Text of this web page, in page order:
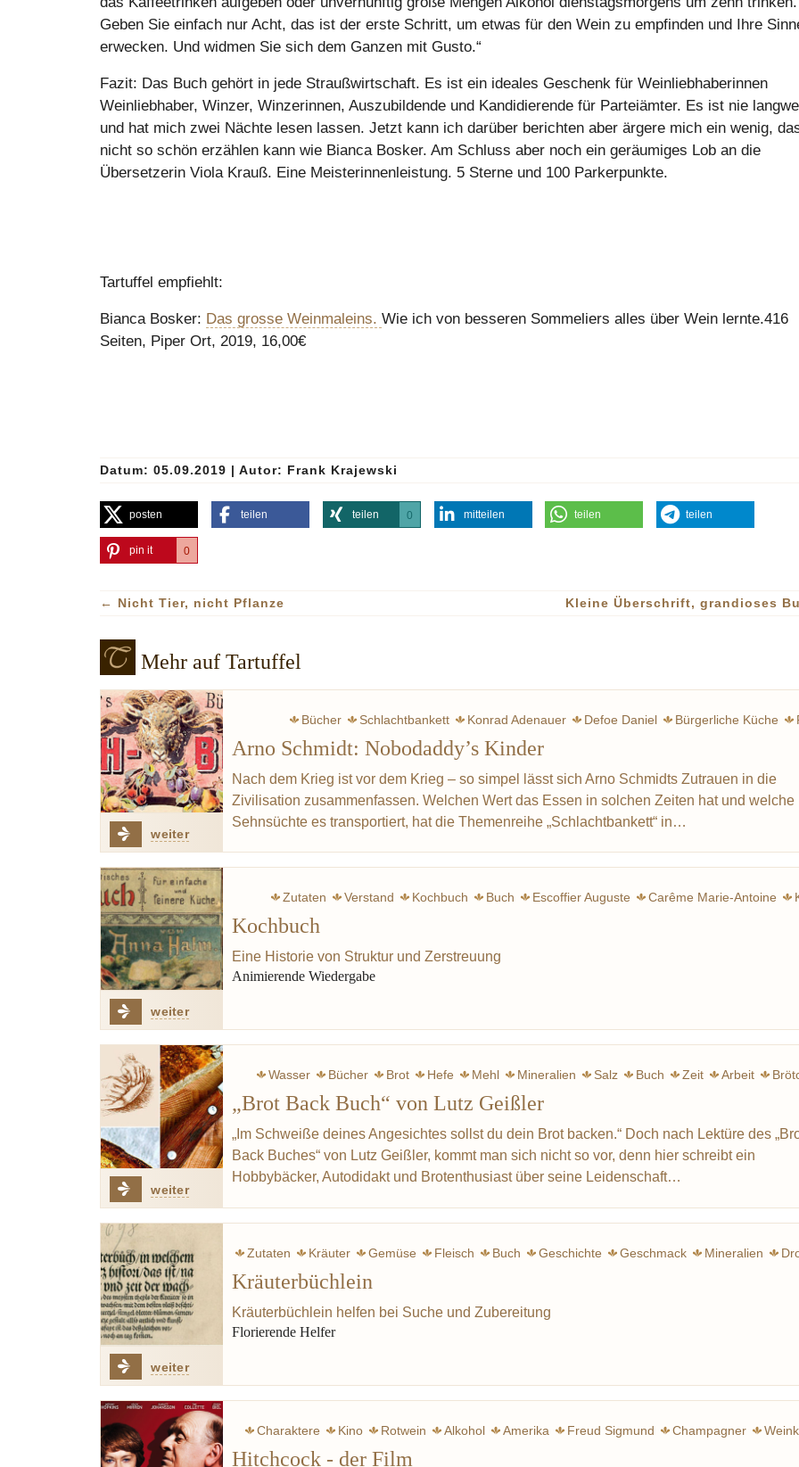
Geben Sie einfach nur Acht, das ist der erste Schritt, um etwas für den Wein zu empfinden und Ihre
erwecken. Und widmen Sie sich dem Ganzen mit Gusto.“
Fazit: Das Buch gehört in jede Straußwirtschaft. Es ist ein ideales Geschenk für Weinliebhaberinnen
Weinliebhaber, Winzer, Winzerinnen, Auszubildende und Kandidierende für Parteiämter. Es ist nie
und hat mich zwei Nächte lesen lassen. Jetzt kann ich darüber berichten aber ärgere mich ein wenig,
nicht so schön erzählen kann wie Bianca Bosker. Am Schluss aber noch ein geräumiges Lob an die
Übersetzerin Viola Krauß. Eine Meisterinnenleistung. 5 Sterne und 100 Parkerpunkte.
Tartuffel empfiehlt:
Bianca Bosker: Das grosse Weinmaleins. Wie ich von besseren Sommeliers alles über Wein lernte.416
Seiten, Piper Ort, 2019, 16,00€
Datum: 05.09.2019 | Autor: Frank Krajewski
posten teilen teilen 0 mitteilen teilen teilen
pin it 0
← Nicht Tier, nicht Pflanze Kleine Überschrift, grandioses
Mehr auf Tartuffel
weiter
Bücher Schlachtbankett Konrad Adenauer Defoe Daniel Bürgerliche Küche
Hamstern
Kochbuch Braten Sauerkraut
Arno Schmidt: Nobodaddy’s Kinder
Nach dem Krieg ist vor dem Krieg – so simpel lässt sich Arno Schmidts Zutrauen in die
Zivilisation zusammenfassen. Welchen Wert das Essen in solchen Zeiten hat und welche
Sehnsüchte es transportiert, hat die Themenreihe „Schlachtbankett“ in…
weiter
Zutaten Verstand Kochbuch Buch Escoffier Auguste Carême Marie-Antoine
Kochbuch
Eine Historie von Struktur und Zerstreuung
Animierende Wiedergabe
weiter
Wasser Bücher Brot Hefe Mehl Mineralien Salz Buch Zeit Arbeit
„Brot Back Buch“ von Lutz Geißler
„Im Schweiße deines Angesichtes sollst du dein Brot backen.“ Doch nach Lektüre des
Back Buches“ von Lutz Geißler, kommt man sich nicht so vor, denn hier schreibt ein
Hobbybäcker, Autodidakt und Brotenthusiast über seine Leidenschaft…
weiter
Zutaten Kräuter Gemüse Fleisch Buch Geschichte Geschmack Mineralien
Kräuterbüchlein
Kräuterbüchlein helfen bei Suche und Zubereitung
Florierende Helfer
Charaktere Kino Rotwein Alkohol Amerika Freud Sigmund Champagner
Hitchcock - der Film